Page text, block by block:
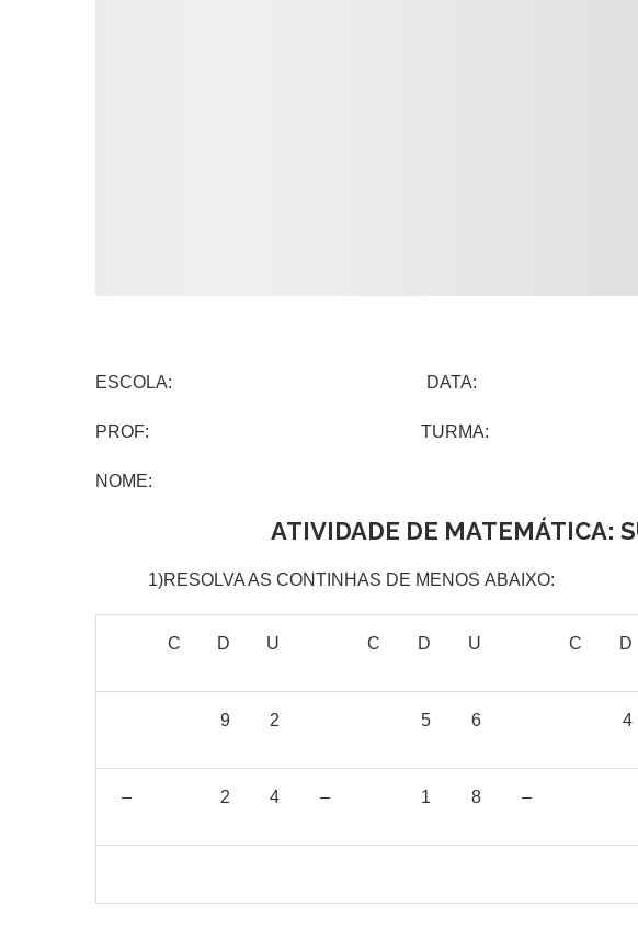
ESCOLA: DATA:
PROF: TURMA:
NOME:
ATIVIDADE DE MATEMÁTICA:
1)RESOLVA AS CONTINHAS DE MENOS ABAIXO:
C D U C D U C D
9 2 5 6 4
– 2 4 – 1 8 –